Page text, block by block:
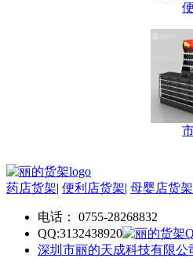
药店货架| 便利店货架| 母婴店货架
电话： 0755-28268832
QQ:3132438920
深圳市丽的天成科技有限公